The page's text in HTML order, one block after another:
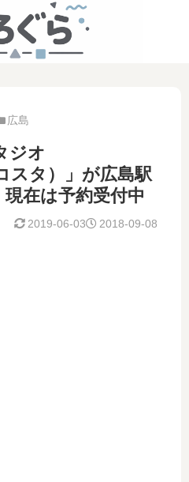
広島
ジオ
スタ）」が広島駅
現在は予約受付中
2018-09-08
2019-06-03